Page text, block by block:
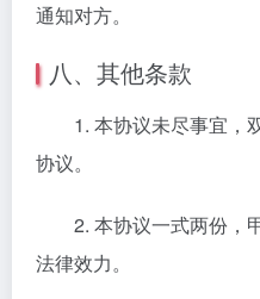
通知对方。
八、其他条款
1. 本协议未尽事宜，
协议。
2. 本协议一式两份，
法律效力。